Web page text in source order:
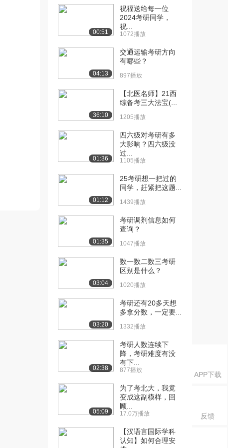
APP下载
反馈
[10] 本专业院校分析4个梯
06:55
转变
考试内容
标定位分析
[14] 考研政治要考多少分
952播放
[15] 考研英语一、英语二
对比，使用参考书
1409播放
[16] 考研数一、数二、数
三对比，各类院校...
[17] 考研各类院校数学要
[18] 郑州大学学生考研成
绩，数学成绩
00:31
[19] 考研数学使用参考
书，考研数学复习策...
02:30
[20] 考研成功，需要有什
1311播放
01:58
[21] 通讯专业可以跨考计
00:41
00:51
祝福送给每一位
2024考研同学，
祝...
1072播放
04:13
交通运输考研方向
有哪些？
897播放
36:10
【北医名师】21西
综备考三大法宝(...
1205播放
01:36
四六级对考研有多
大影响？四六级没
过...
1105播放
01:12
25考研想一把过的
同学，赶紧把这题...
1439播放
01:35
考研调剂信息如何
查询？
1047播放
03:04
数一数二数三考研
区别是什么？
1020播放
03:20
考研还有20多天想
多拿分数，一定要...
1332播放
02:38
考研人数连续下
降，考研难度有没
有下...
877播放
05:09
为了考北大，我竟
变成这副模样，回
顾...
17.0万播放
【汉语言国际学科
认知】如何合理安